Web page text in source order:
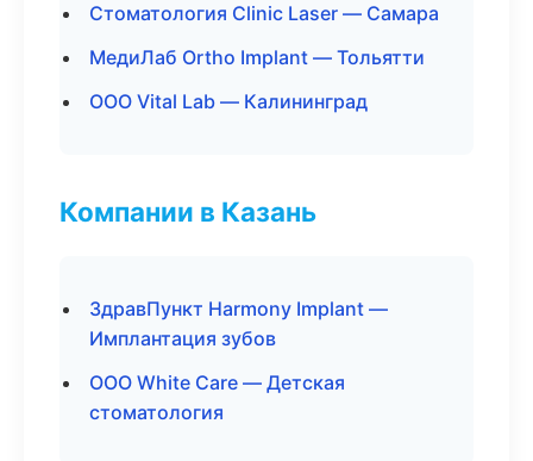
Стоматология Clinic Laser — Самара
МедиЛаб Ortho Implant — Тольятти
ООО Vital Lab — Калининград
Компании в Казань
ЗдравПункт Harmony Implant —
Имплантация зубов
ООО White Care — Детская
стоматология